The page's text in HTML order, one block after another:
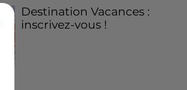
Destination Vacances :
inscrivez-vous !